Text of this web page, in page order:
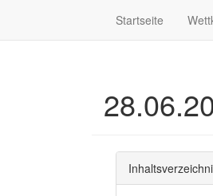
Startseite